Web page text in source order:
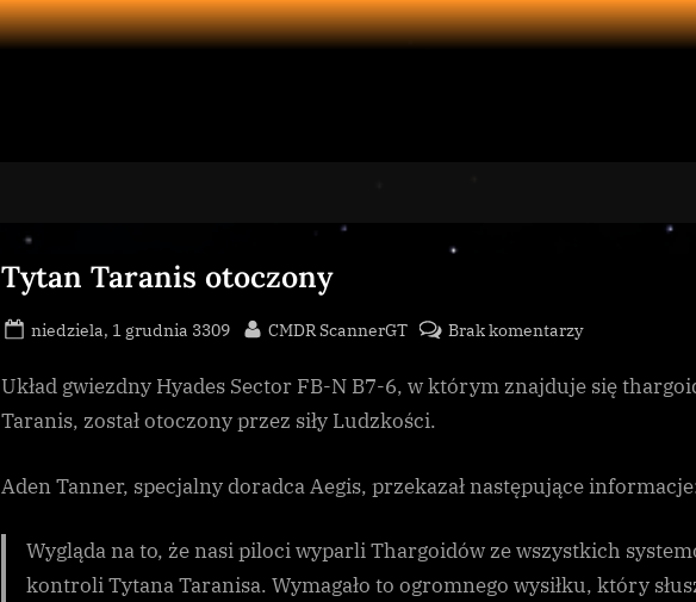
Tytan Taranis otoczony
Posted
niedziela, 1 grudnia 3309 By
CMDR ScannerGT Brak komentarzydo
Taranis
Układ gwiezdny Hyades Sector FB-N B7-6, w którym znajduje się
Taranis, został otoczony przez siły Ludzkości.
Aden Tanner, specjalny doradca Aegis, przekazał następujące
Wygląda na to, że nasi piloci wyparli Thargoidów ze wszystkich
kontroli Tytana Taranisa. Wymagało to ogromnego wysiłku, który